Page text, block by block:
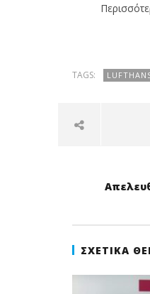
TAGS:
ΣΧΕΤΙΚΆ